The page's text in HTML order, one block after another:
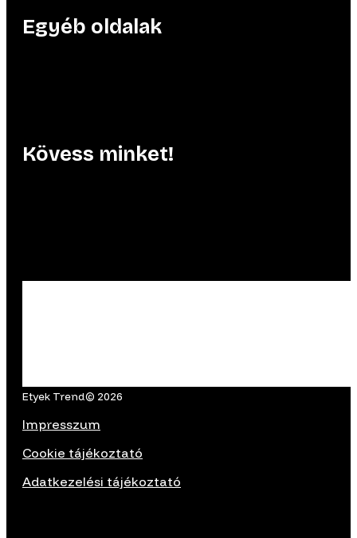
Egyéb oldalak
Kövess minket!
Etyek Trend© 2026
Impresszum
Cookie tájékoztató
Adatkezelési tájékoztató